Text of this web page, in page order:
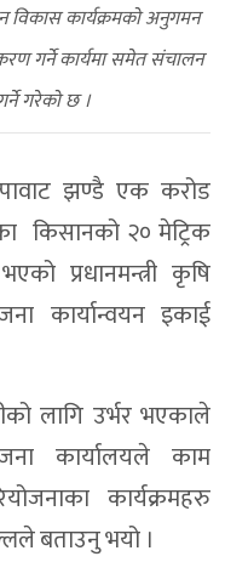
विकास कार्यक्रमको अनुगमन
गर्ने कार्यमा समेत संचालन
गरेको छ ।
झण्डै एक करोड
किसानको २० मेट्रिक
प्रधानमन्त्री कृषि
कार्यान्वयन इकाई
लागि उर्भर भएकाले
कार्यालयले काम
कार्यक्रमहरु
बताउनु भयो ।